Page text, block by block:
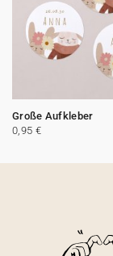
Große Aufkleber
0,95 €